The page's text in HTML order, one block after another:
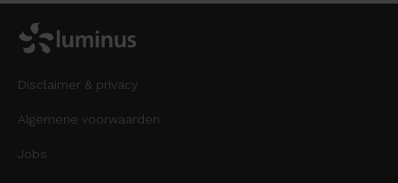
Disclaimer & privacy
Algemene voorwaarden
Jobs